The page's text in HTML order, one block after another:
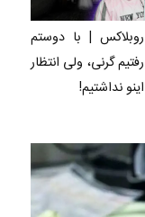
روبلاکس | با دوستم
رفتیم گرنی، ولی انتظار
اینو نداشتیم!